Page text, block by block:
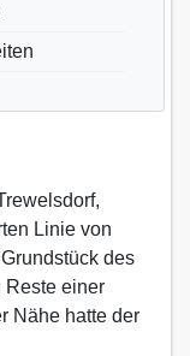
Linie von
des
Reste einer
Nähe hatte der